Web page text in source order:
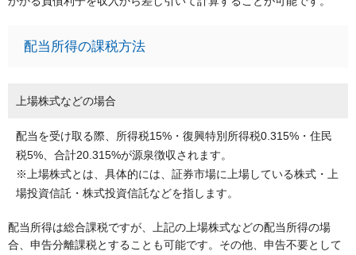
配当所得の課税方法
上場株式などの場合
配当を受け取る際、所得税15%・復興特別所得税0.315%・住民
税5%、合計20.315%が源泉徴収されます。
※上場株式とは、具体的には、証券市場に上場している株式・上
場投資信託・株式投資信託などを指します。
配当所得は総合課税ですが、上記の上場株式などの配当所得の場
合、申告分離課税とすることも可能です。その他、申告不要として